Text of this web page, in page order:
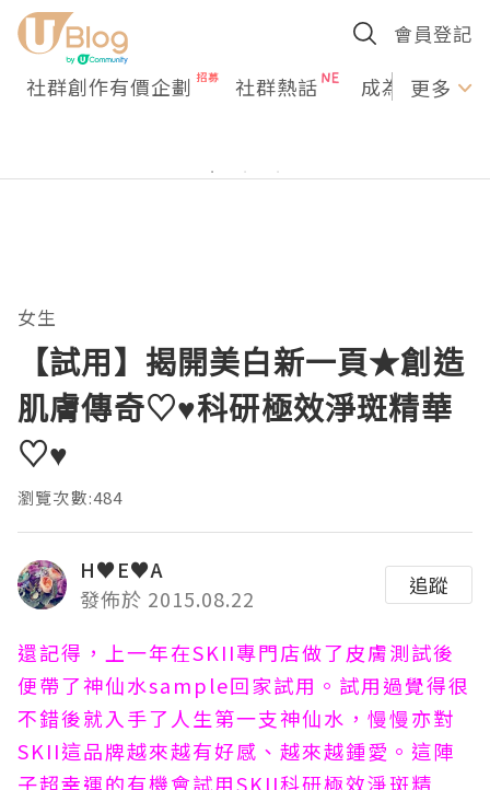
會員登記
社群創作有價企劃 社群熱話 成為U更多
女生
【試用】揭開美白新一頁★創造
肌膚傳奇♡♥科研極效淨斑精華
♡♥
瀏覽次數:484
H♥E♥A
發佈於 2015.08.22
追蹤
還記得，上一年在SKII專門店做了皮膚測試後
便帶了神仙水sample回家試用。試用過覺得很
不錯後就入手了人生第一支神仙水，慢慢亦對
SKII這品牌越來越有好感、越來越鍾愛。這陣
子超幸運的有機會試用SKII科研極效淨斑精